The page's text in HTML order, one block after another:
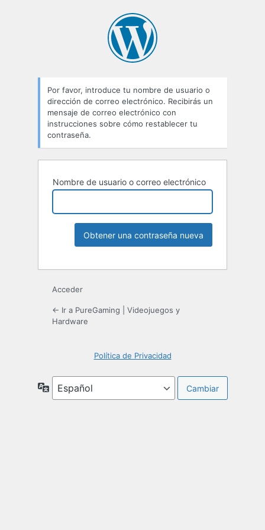
Por favor, introduce tu nombre de usuario o
dirección de correo electrónico. Recibirás un
mensaje de correo electrónico con
instrucciones sobre cómo restablecer tu
contraseña.
Nombre de usuario o correo electrónico
Acceder
← Ir a PureGaming | Videojuegos y
Hardware
Política de Privacidad
Idioma